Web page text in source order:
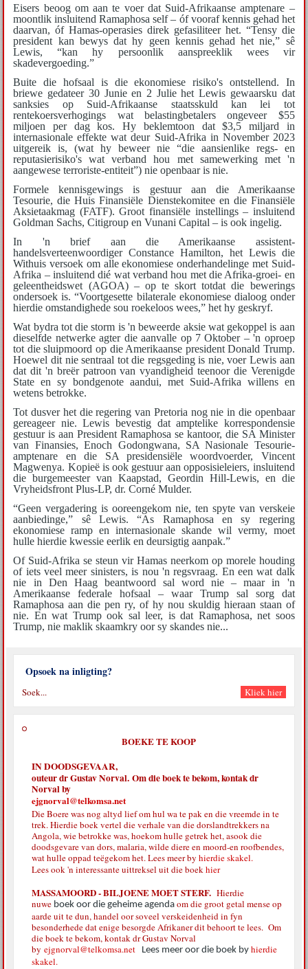
Eisers beoog om aan te voer dat Suid-Afrikaanse amptenare –
moontlik insluitend Ramaphosa self – óf vooraf kennis gehad het
daarvan, óf Hamas-operasies direk gefasiliteer het. “Tensy die
president kan bewys dat hy geen kennis gehad het nie,” sê
Lewis, “kan hy persoonlik aanspreeklik wees vir
skadevergoeding.”
Buite die hofsaal is die ekonomiese risiko's ontstellend. In
briewe gedateer 30 Junie en 2 Julie het Lewis gewaarsku dat
sanksies op Suid-Afrikaanse staatsskuld kan lei tot
rentekoersverhogings wat belastingbetalers ongeveer $55
miljoen per dag kos. Hy beklemtoon dat $3,5 miljard in
internasionale effekte wat deur Suid-Afrika in November 2023
uitgereik is, (wat hy beweer nie “die aansienlike regs- en
reputasierisiko's wat verband hou met samewerking met 'n
aangewese terroriste-entiteit”) nie openbaar is nie.
Formele kennisgewings is gestuur aan die Amerikaanse
Tesourie, die Huis Finansiële Dienstekomitee en die Finansiële
Aksietaakmag (FATF). Groot finansiële instellings – insluitend
Goldman Sachs, Citigroup en Vunani Capital – is ook ingelig.
In 'n brief aan die Amerikaanse assistent-
handelsverteenwoordiger Constance Hamilton, het Lewis die
Withuis versoek om alle ekonomiese onderhandelinge met Suid-
Afrika – insluitend dié wat verband hou met die Afrika-groei- en
geleentheidswet (AGOA) – op te skort totdat die bewerings
ondersoek is. “Voortgesette bilaterale ekonomiese dialoog onder
hierdie omstandighede sou roekeloos wees,” het hy geskryf.
Wat bydra tot die storm is 'n beweerde aksie wat gekoppel is aan
dieselfde netwerke agter die aanvalle op 7 Oktober – 'n oproep
tot die sluipmoord op die Amerikaanse president Donald Trump.
Hoewel dit nie sentraal tot die regsgeding is nie, voer Lewis aan
dat dit 'n breër patroon van vyandigheid teenoor die Verenigde
State en sy bondgenote aandui, met Suid-Afrika willens en
wetens betrokke.
Tot dusver het die regering van Pretoria nog nie in die openbaar
gereageer nie. Lewis bevestig dat amptelike korrespondensie
gestuur is aan President Ramaphosa se kantoor, die SA Minister
van Finansies, Enoch Godongwana, SA Nasionale Tesourie-
amptenare en die SA presidensiële woordvoerder, Vincent
Magwenya. Kopieë is ook gestuur aan opposisieleiers, insluitend
die burgemeester van Kaapstad, Geordin Hill-Lewis, en die
Vryheidsfront Plus-LP, dr. Corné Mulder.
“Geen vergadering is ooreengekom nie, ten spyte van verskeie
aanbiedinge,” sê Lewis. “As Ramaphosa en sy regering
ekonomiese ramp en internasionale skande wil vermy, moet
hulle hierdie kwessie eerlik en deursigtig aanpak.”
Of Suid-Afrika se steun vir Hamas neerkom op morele houding
of iets veel meer sinisters, is nou 'n regsvraag. En een wat dalk
nie in Den Haag beantwoord sal word nie – maar in 'n
Amerikaanse federale hofsaal – waar Trump sal sorg dat
Ramaphosa aan die pen ry, of hy nou skuldig hieraan staan of
nie. En wat Trump ook sal leer, is dat Ramaphosa, net soos
Trump, nie maklik skaamkry oor sy skandes nie...
Opsoek na inligting?
BOEKE TE KOOP
IN DOODSGEVAAR,
outeur dr Gustav Norval. Om die boek te bekom, kontak dr
Norval by
ejgnorval@telkomsa.net
Die Boere was nog altyd lief om hul wa te pak en die vreemde in te
trek. Hierdie boek vertel die verhale van die dorslandtrekkers na
Angola, wie betrokke was, hoekom hulle getrek het, asook die
doodsgevare van dors, malaria, wilde diere en moord-en roofbendes,
wat hulle oppad teëgekom het. Lees meer byhierdie skakel.
Lees ook 'n interessante uittreksel uit die boekhier
MASSAMOORD - BILJOENE MOET STERF.Hierdie
nuwe boek oor die geheime agenda om die groot getal mense op
aarde uit te dun, handel oor soveel verskeidenheid in fyn
besonderhede dat enige besorgde Afrikaner dit behoort te lees. Om
die boek te bekom, kontak dr Gustav Norval
byejgnorval@telkomsa.net Lees meer oor die boek byhierdie
skakel.